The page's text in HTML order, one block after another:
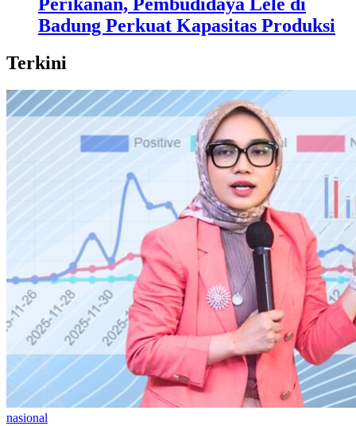
Perikanan, Pembudidaya Lele di
Badung Perkuat Kapasitas Produksi
Terkini
nasional